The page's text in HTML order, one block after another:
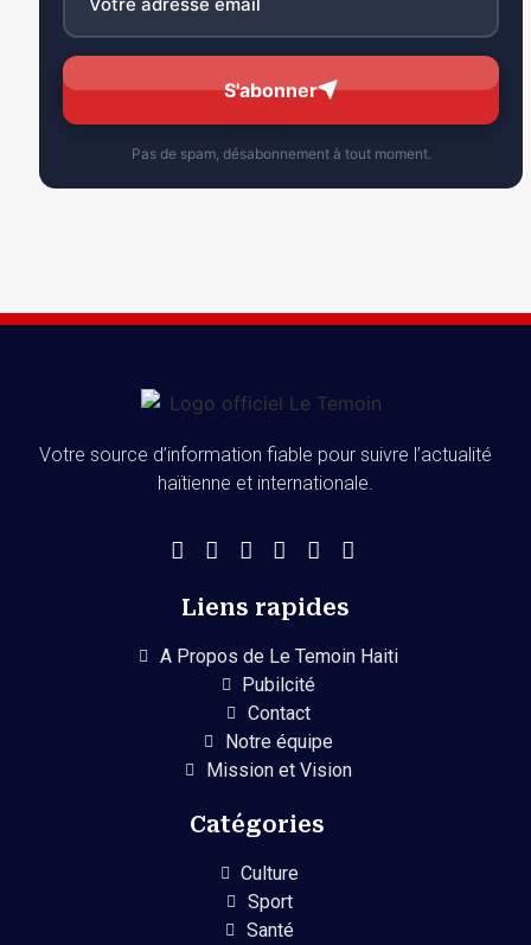
S'abonner
Pas de spam, désabonnement à tout moment.
Votre source d’information fiable pour suivre l’actualité
haïtienne et internationale.
Liens rapides
A Propos de Le Temoin Haiti
Pubilcité
Contact
Notre équipe
Mission et Vision
Catégories
Culture
Sport
Santé